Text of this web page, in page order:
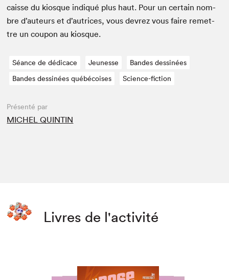
caisse du kiosque indiqué plus haut. Pour un cer­tain nom­
bre d’auteurs et d’autrices, vous devrez vous faire remet­
tre un coupon au kiosque.
Séance de dédicace Jeunesse
Bandes dessinées
Bandes dessinées québécoises
Science-fiction
Présenté par
MICHEL QUINTIN
Livres de l'activité